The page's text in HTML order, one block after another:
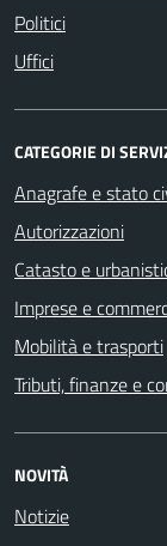
Politici
Uffici
CATEGORIE DI
Anagrafe e stato
Autorizzazioni
Catasto e
Imprese e
Mobilità e trasporti
Tributi, finanze e
NOVITÀ
Notizie